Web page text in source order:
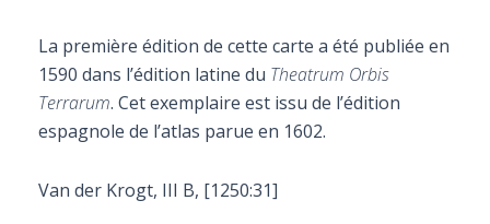
La première édition de cette carte a été publiée en
1590 dans l’édition latine du Theatrum Orbis
Terrarum. Cet exemplaire est issu de l’édition
espagnole de l’atlas parue en 1602.
Van der Krogt, III B, [1250:31]